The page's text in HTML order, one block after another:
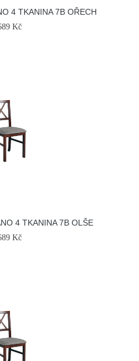
4 TKANINA 7B OŘECH
Kč
4 TKANINA 7B OLŠE
Kč